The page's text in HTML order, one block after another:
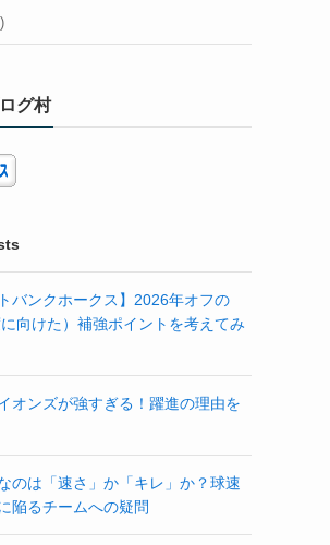
グ村
バンクホークス】2026年オフの
に向けた）補強ポイントを考えてみ
オンズが強すぎる！躍進の理由を
のは「速さ」か「キレ」か？球速
陥るチームへの疑問